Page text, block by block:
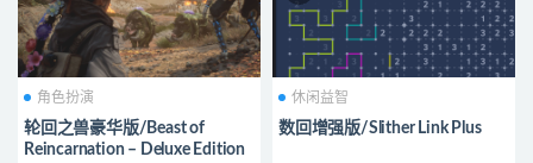
角色扮演
轮回之兽豪华版/Beast of
Reincarnation – Deluxe Edition
休闲益智
数回增强版/Slither Link Plus